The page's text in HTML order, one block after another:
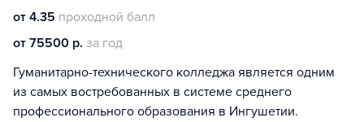
от 4.35 проходной балл
от 75500 р. за год
Гуманитарно-технического колледжа является одним
из самых востребованных в системе среднего
профессионального образования в Ингушетии.